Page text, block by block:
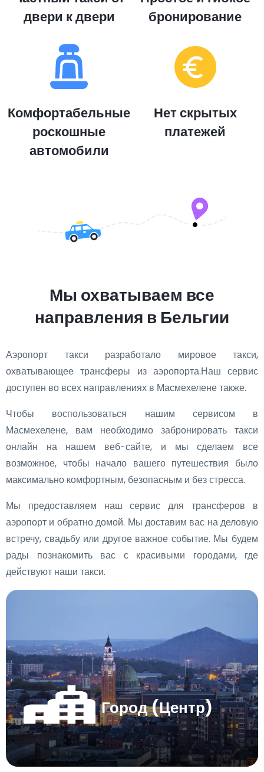
двери к двери
бронирование
Комфортабельные
роскошные
автомобили
Нет скрытых
платежей
Мы охватываем все
направления в Бельгии
Аэропорт такси разработало мировое такси,
охватывающее трансферы из аэропорта.Наш сервис
доступен во всех направлениях в Масмехелене также.
Чтобы воспользоваться нашим сервисом в
Масмехелене, вам необходимо забронировать такси
онлайн на нашем веб-сайте, и мы сделаем все
возможное, чтобы начало вашего путешествия было
максимально комфортным, безопасным и без стресса.
Мы предоставляем наш сервис для трансферов в
аэропорт и обратно домой. Мы доставим вас на деловую
встречу, свадьбу или другое важное событие. Мы будем
рады познакомить вас с красивыми городами, где
действуют наши такси.
Город (Центр)